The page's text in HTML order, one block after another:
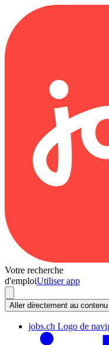
Votre recherche
d'emploiUtiliser app
Aller directement au contenu
jobs.ch Logo de